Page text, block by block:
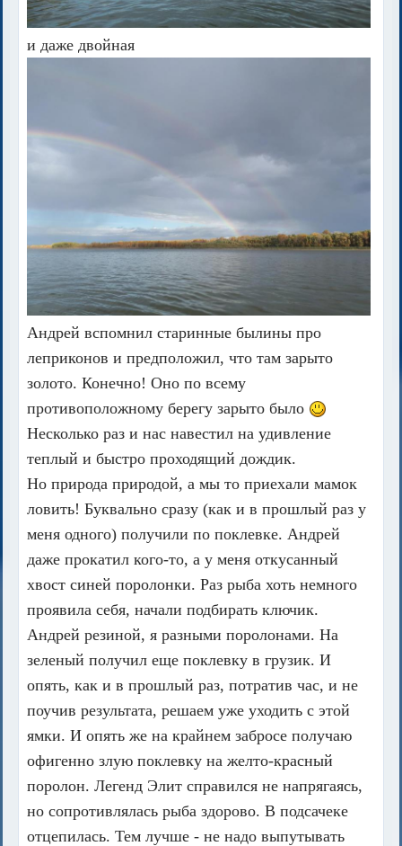
и даже двойная
Андрей вспомнил старинные былины про
леприконов и предположил, что там зарыто
золото. Конечно! Оно по всему
противоположному берегу зарыто было
Несколько раз и нас навестил на удивление
теплый и быстро проходящий дождик.
Но природа природой, а мы то приехали мамок
ловить! Буквально сразу (как и в прошлый раз у
меня одного) получили по поклевке. Андрей
даже прокатил кого-то, а у меня откусанный
хвост синей поролонки. Раз рыба хоть немного
проявила себя, начали подбирать ключик.
Андрей резиной, я разными поролонами. На
зеленый получил еще поклевку в грузик. И
опять, как и в прошлый раз, потратив час, и не
поучив результата, решаем уже уходить с этой
ямки. И опять же на крайнем забросе получаю
офигенно злую поклевку на желто-красный
поролон. Легенд Элит справился не напрягаясь,
но сопротивлялась рыба здорово. В подсачеке
отцепилась. Тем лучше - не надо выпутывать